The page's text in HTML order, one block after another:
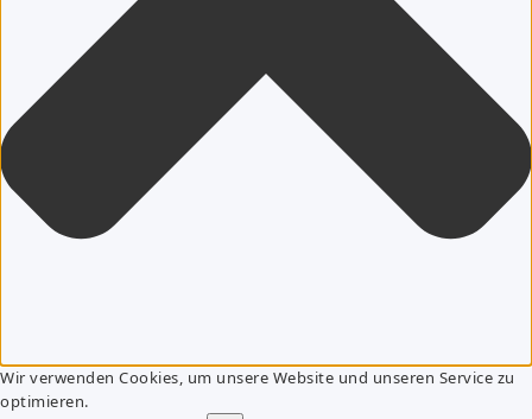
Wir verwenden Cookies, um unsere Website und unseren Service zu
optimieren.